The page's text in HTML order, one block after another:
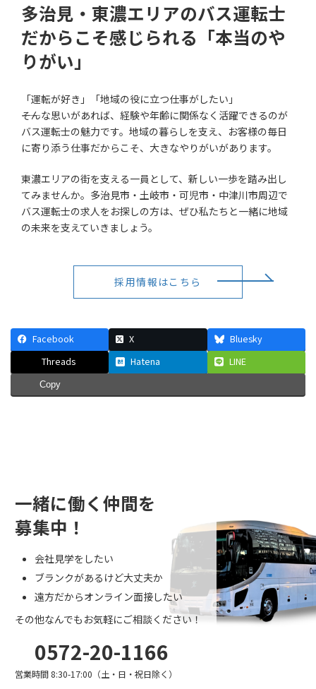
多治見・東濃エリアのバス運転士
だからこそ感じられる「本当のや
りがい」
「運転が好き」「地域の役に立つ仕事がしたい」
――そんな思いがあれば、経験や年齢に関係なく活躍できるのが
バス運転士の魅力です。地域の暮らしを支え、お客様の毎日
に寄り添う仕事だからこそ、大きなやりがいがあります。
東濃エリアの街を支える一員として、新しい一歩を踏み出し
てみませんか。多治見市・土岐市・可児市・中津川市周辺で
バス運転士の求人をお探しの方は、ぜひ私たちと一緒に地域
の未来を支えていきましょう。
採用情報はこちら
Facebook X
Bluesky
Threads
Hatena LINE
Copy
一緒に働く仲間を
募集中！
会社見学をしたい
ブランクがあるけど大丈夫か
遠方だからオンライン面接したい
その他なんでもお気軽にご相談ください！
0572-20-1166
営業時間 8:30-17:00（土・日・祝日除く）